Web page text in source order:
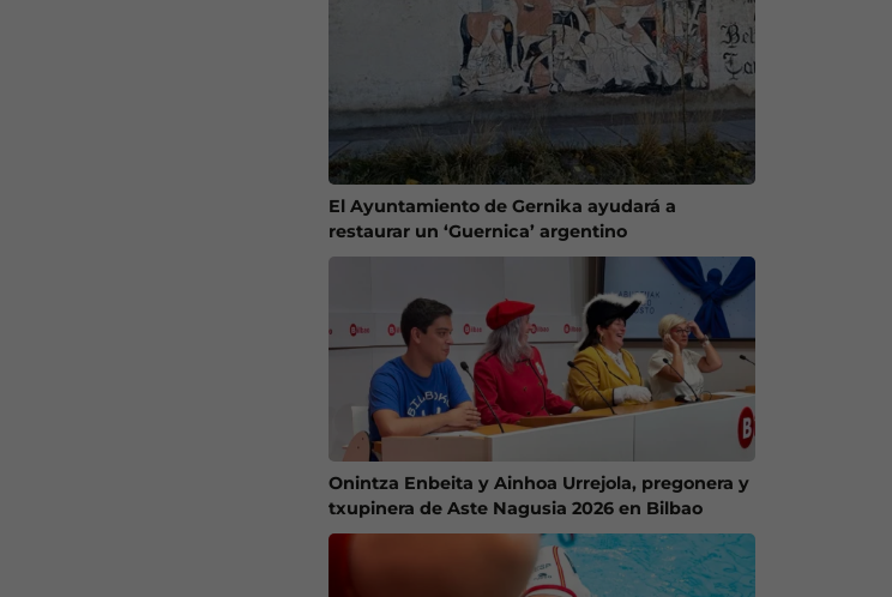
El Ayuntamiento de Gernika ayudará a
restaurar un ‘Guernica’ argentino
Onintza Enbeita y Ainhoa Urrejola, pregonera y
txupinera de Aste Nagusia 2026 en Bilbao